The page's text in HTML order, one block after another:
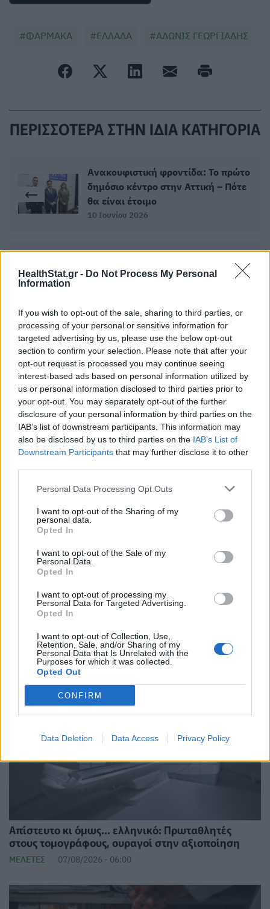
HealthStat.gr - Do Not Process My Personal
Information
If you wish to opt-out of the sale, sharing to third parties, or
processing of your personal or sensitive information for
targeted advertising by us, please use the below opt-out
section to confirm your selection. Please note that after your
opt-out request is processed you may continue seeing
interest-based ads based on personal information utilized by
us or personal information disclosed to third parties prior to
your opt-out. You may separately opt-out of the further
disclosure of your personal information by third parties on the
IAB’s list of downstream participants. This information may
also be disclosed by us to third parties on the IAB’s List of
Downstream Participants that may further disclose it to other
Personal Data Processing Opt Outs
I want to opt-out of the Sharing of my
personal data.
Opted In
I want to opt-out of the Sale of my
Personal Data.
Opted In
I want to opt-out of processing my
Personal Data for Targeted Advertising.
Opted In
I want to opt-out of Collection, Use,
Retention, Sale, and/or Sharing of my
Personal Data that Is Unrelated with the
Purposes for which it was collected.
Opted Out
CONFIRM
Data Deletion Data Access Privacy Policy
ΦΑΡΜΑΚΑ ΕΛΛΑΔΑ ΑΔΩΝΙΣ ΓΕΩΡΓΙΑΔΗΣ
ΠΕΡΙΣΣΟΤΕΡΑ ΣΤΗΝ ΙΔΙΑ ΚΑΤΗΓΟΡΙΑ
Ανακουφιστική φροντίδα: Το πρώτο
δημόσιο κέντρο στην Αττική – Πότε
θα είναι έτοιμο
10 Ιουνίου 2026
μήνες οι πρώτες μονάδες
ανακουφιστικής φροντίδας -
11 Ιουνίου 2026
ΣΧΕΤΙΚΑ ΑΡΘΡΑ
Γρίπη Α: «Καμπανάκι» σε δημοφιλή νησιά – Που
οφείλονται τα αυξημένα κρούσματα
Απίστευτο κι όμως... ελληνικό: Πρωταθλητές
στους τομογράφους, ουραγοί στην αξιοποίηση
ΜΕΛΈΤΕΣ 07/08/2026 - 06:00